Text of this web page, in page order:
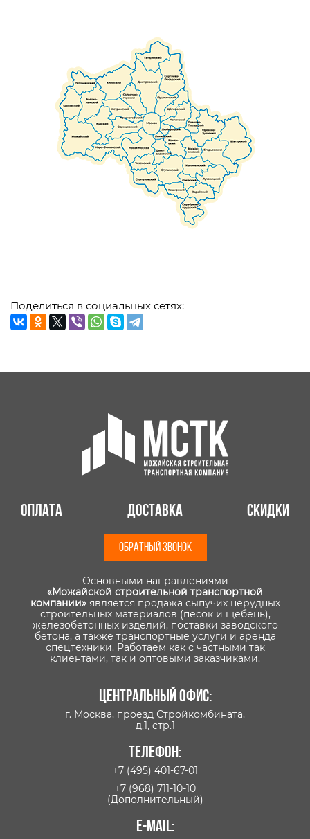
Поделиться в социальных сетях:
Оплата Доставка Скидки
ОБРАТНЫЙ ЗВОНОК
Основными направлениями
«Можайской строительной транспортной
компании»является продажа сыпучих нерудных
строительных материалов (песок и щебень),
железобетонных изделий, поставки заводского
бетона, а также транспортные услуги и аренда
спецтехники. Работаем как с частными так
клиентами, так и оптовыми заказчиками.
Центральный офис:
г. Москва, проезд Стройкомбината,
д.1, стр.1
Телефон:
+7 (495) 401-67-01
+7 (968) 711-10-10
(Дополнительный)
E-mail: